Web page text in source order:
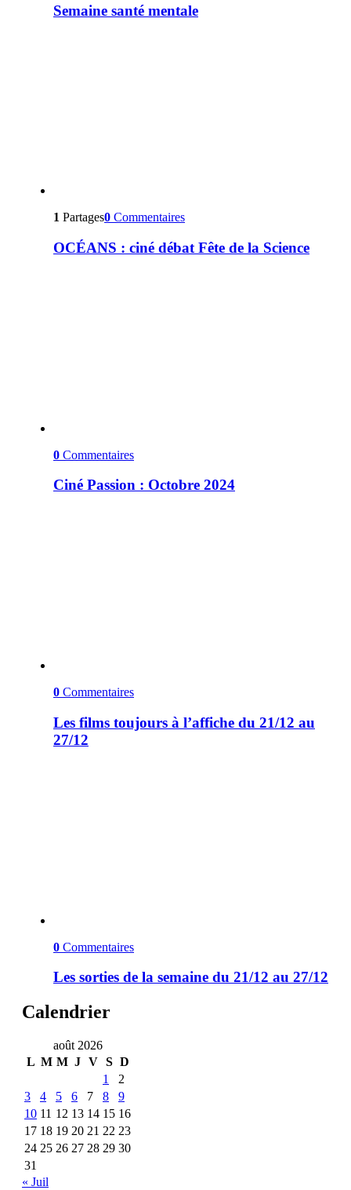
Semaine santé mentale
1 Partages0 Commentaires
OCÉANS : ciné débat Fête de la Science
0 Commentaires
Ciné Passion : Octobre 2024
0 Commentaires
Les films toujours à l’affiche du 21/12 au
27/12
0 Commentaires
Les sorties de la semaine du 21/12 au 27/12
Calendrier
août 2026
L M M J V S D
1
2
3
4 5 6 7 8
9
10 11 12 13 14 15 16
17 18 19 20 21 22 23
24 25 26 27 28 29 30
31
« Juil